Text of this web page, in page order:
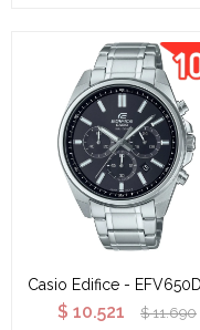
Casio Edifice -
$ 10.521 $ 11.690